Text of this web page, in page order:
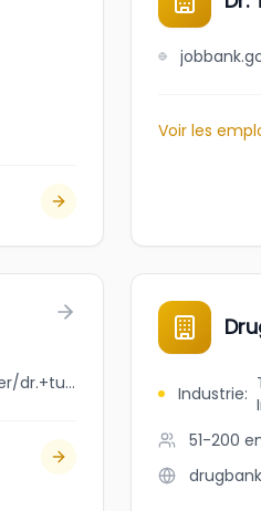
Voir les
jobbank.gc.ca/browsejobs/employer/dr.+tuba+aksoy/ca Industrie:
51-200